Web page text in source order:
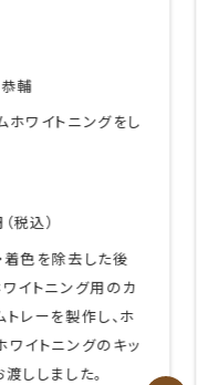
ングをし
した後
グ用のカ
作し、ホ
ングのキッ
た。